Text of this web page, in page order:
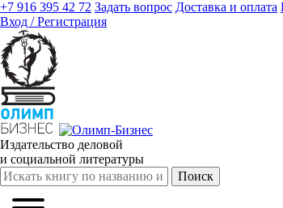
+7 916 395 42 72 Задать вопрос Доставка и оплата
Вход / Регистрация
Издательство деловой
и социальной литературы
Поиск